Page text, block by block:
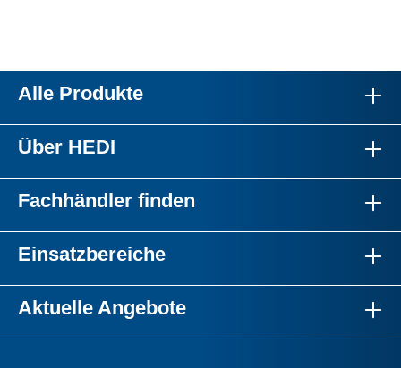
Alle Produkte
Über HEDI
Fachhändler finden
Einsatzbereiche
Aktuelle Angebote